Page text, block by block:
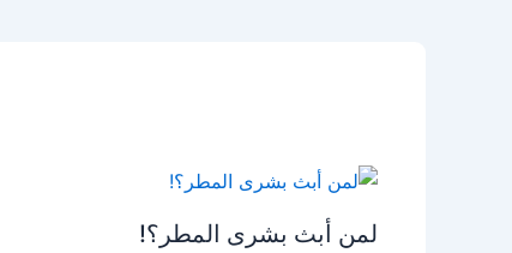
لمن أبث بشرى المطر؟!